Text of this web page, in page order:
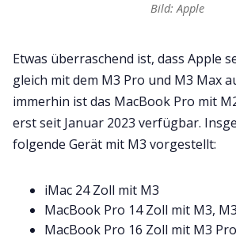
Bild: Apple
Etwas überraschend ist, dass Apple
gleich mit dem M3 Pro und M3 Max
immerhin ist das MacBook Pro mit
erst seit Januar 2023 verfügbar.
folgende Gerät mit M3 vorgestellt:
iMac 24 Zoll mit M3
MacBook Pro 14 Zoll mit M3,
MacBook Pro 16 Zoll mit M3